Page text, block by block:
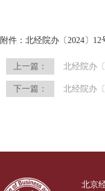
附件： 北经院办〔2024〕
上一篇： 北经院办
下一篇： 北经院办
北京